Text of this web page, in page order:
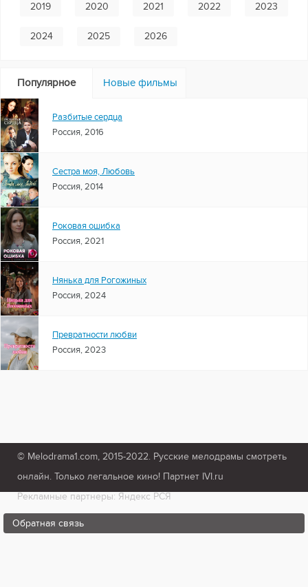
2019 2020 2021 2022 2023
2024 2025 2026
Популярное Новые фильмы
Разбитые сердца
Россия, 2016
Сестра моя, Любовь
Россия, 2014
Роковая ошибка
Россия, 2021
Нянька для Рогожиных
Россия, 2024
Превратности любви
Россия, 2023
© Melodrama1.com, 2015-2022. Русские мелодрамы смотреть
онлайн. Только легальное кино! Партнет IVI.ru
Рекламные партнеры: Яндекс РСЯ
Обратная связь